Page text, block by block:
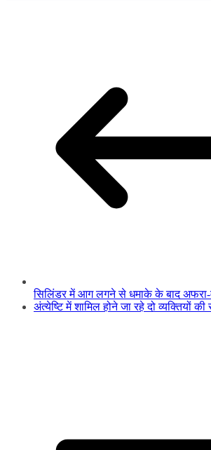
सिलिंडर में आग लगने से धमाके के बाद
अंत्येष्टि में शामिल होने जा रहे दो व्यक्तियों